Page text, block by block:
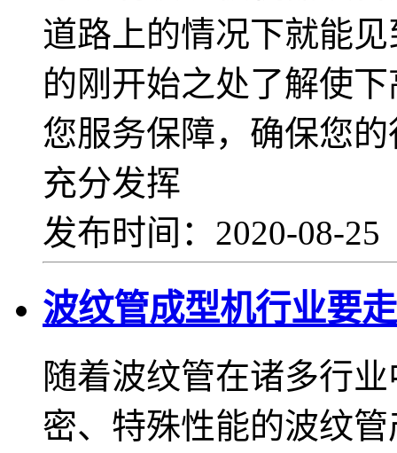
道路上的情况下就能
的刚开始之处了解使
您服务保障，确保您
充分发挥
发布时间：2020-08-
波纹管成型机行业要
随着波纹管在诸多行
密、特殊性能的波纹